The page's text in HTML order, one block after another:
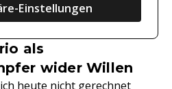
Einstellungen
als
wider Willen
heute nicht gerechnet